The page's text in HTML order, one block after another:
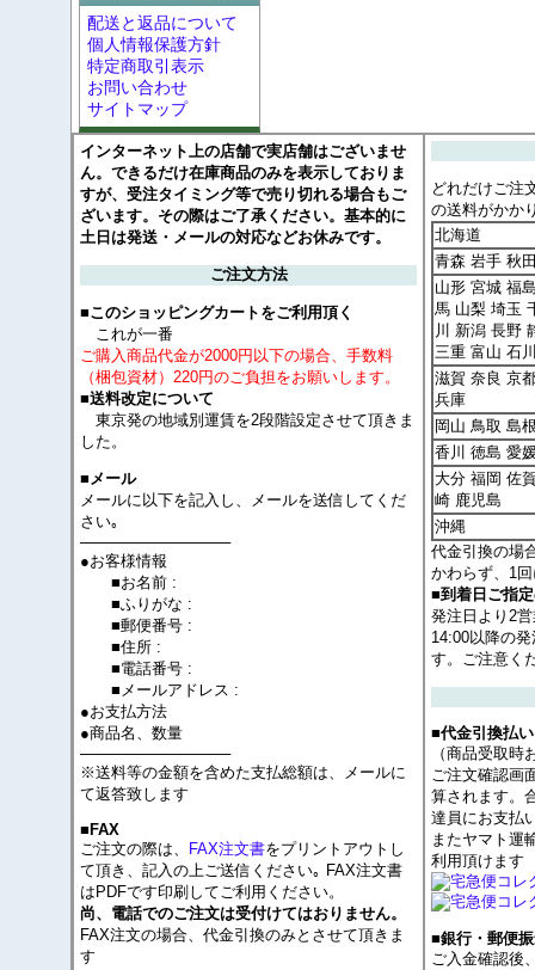
配送と返品について
個人情報保護方針
特定商取引表示
お問い合わせ
サイトマップ
インターネット上の店舗で実店舗はございませ
ん。できるだけ在庫商品のみを表示しておりま
すが、受注タイミング等で売り切れる場合もご
ざいます。その際はご了承ください。基本的に
土日は発送・メールの対応などお休みです。
ご注文方法
■このショッピングカートをご利用頂く
これが一番
ご購入商品代金が2000円以下の場合、手数料
（梱包資材）220円のご負担をお願いします。
■送料改定について
東京発の地域別運賃を2段階設定させて頂きま
した。
■メール
メールに以下を記入し、メールを送信してくだ
さい｡
──────────────
●お客様情報
■お名前 :
■ふりがな :
■郵便番号 :
■住所 :
■電話番号 :
■メールアドレス :
●お支払方法
●商品名、数量
──────────────
※送料等の金額を含めた支払総額は、メールに
て返答致します
■FAX
ご注文の際は、 FAX注文書をプリントアウトし
て頂き、記入の上ご送信ください｡ FAX注文書
はPDFです印刷してご利用ください。
尚、電話でのご注文は受付けてはおりません。
FAX注文の場合、代金引換のみとさせて頂きま
す
どれだけご注
の送料がかか
北海道
青森 岩手 秋
山形 宮城 福
馬 山梨 埼玉
川 新潟 長野
三重 富山 石
滋賀 奈良 京
兵庫
岡山 鳥取 島
香川 徳島 愛
大分 福岡 佐
崎 鹿児島
沖縄
代金引換の場
かわらず、1
■到着日ご指
発注日より2
14:00以降の
す。ご注意く
■代金引換払い
（商品受取時
ご注文確認画
算されます。
達員にお支払
またヤマト運
利用頂けます
■銀行・郵便
ご入金確認後